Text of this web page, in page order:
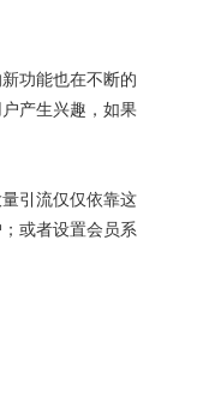
功能也在不断的
产生兴趣，如果
引流仅仅依靠这
或者设置会员系